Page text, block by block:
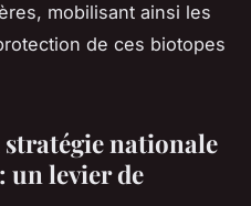
mobilisant ainsi les
de ces biotopes
nationale
un levier de